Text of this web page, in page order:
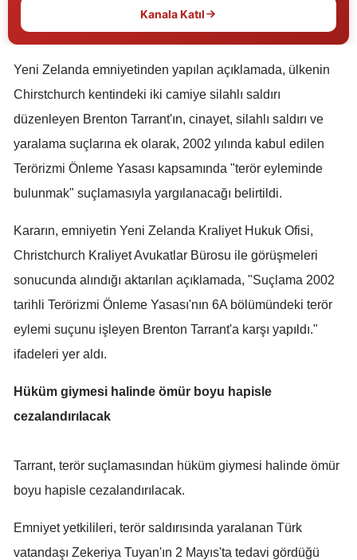
Erzurum
Eskişehir
Gaziantep
Giresun
Gümüşhane
Hakkari
Mersin
İstanbul
İzmir
Kırklareli
Kocaeli
Kanala Katıl
Yeni Zelanda emniyetinden yapılan açıklamada, ülkenin
Chirstchurch kentindeki iki camiye silahlı saldırı
düzenleyen Brenton Tarrant'ın, cinayet, silahlı saldırı ve
yaralama suçlarına ek olarak, 2002 yılında kabul edilen
Terörizmi Önleme Yasası kapsamında "terör eyleminde
bulunmak" suçlamasıyla yargılanacağı belirtildi.
Kararın, emniyetin Yeni Zelanda Kraliyet Hukuk Ofisi,
Christchurch Kraliyet Avukatlar Bürosu ile görüşmeleri
sonucunda alındığı aktarılan açıklamada, "Suçlama 2002
tarihli Terörizmi Önleme Yasası'nın 6A bölümündeki terör
eylemi suçunu işleyen Brenton Tarrant'a karşı yapıldı."
ifadeleri yer aldı.
Hüküm giymesi halinde ömür boyu hapisle
cezalandırılacak
Tarrant, terör suçlamasından hüküm giymesi halinde ömür
boyu hapisle cezalandırılacak.
Emniyet yetkilileri, terör saldırısında yaralanan Türk
vatandaşı Zekeriya Tuyan'ın 2 Mayıs'ta tedavi gördüğü